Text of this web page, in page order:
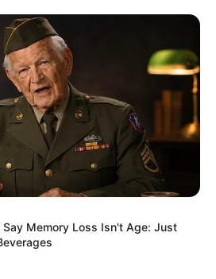
Memory Loss Isn't Age: Just